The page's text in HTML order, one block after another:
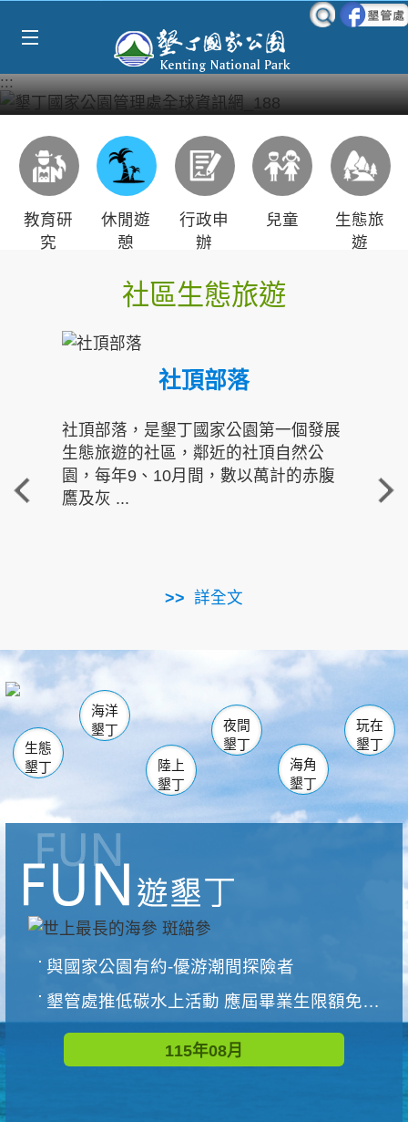
:::
教育研
究
休閒遊
憩
行政申
辦
兒童
生態旅
遊
社區生態旅遊
社頂部落
社頂部落，是墾丁國家公園第一個發展
生態旅遊的社區，鄰近的社頂自然公
園，每年9、10月間，數以萬計的赤腹
鷹及灰 ...
詳全文
重
走進
南仁湖
海生館
恆春 佳樂水
龍鑾潭自然中心 森林遊樂區
瓊麻館
關山 墾管處遊客中心
社頂公園 風吹沙
船帆石
白砂 龍磐公園
香蕉灣
砂島
鵝鑾鼻
生態
墾丁
海洋
墾丁
陸上
墾丁
夜間
墾丁
海角
墾丁
玩在
墾丁
與國家公園有約-優游潮間探險者
墾管處推低碳水上活動 應屆畢業生限額免費參加
115年08月